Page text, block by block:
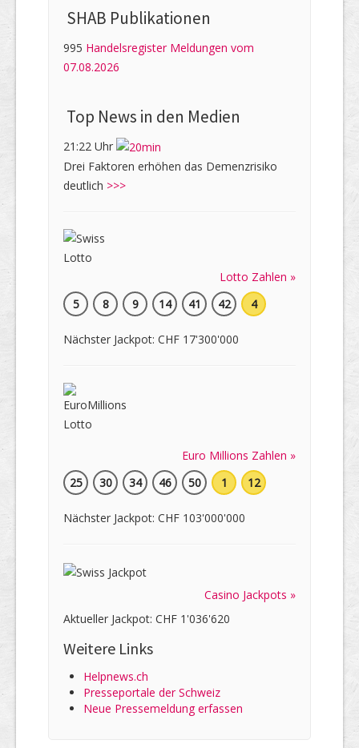
SHAB Publi­kati­onen
995 Handelsregister Meldungen vom
07.08.2026
Top News in den Medien
21:22 Uhr
Drei Faktoren erhöhen das Demenzrisiko
deutlich >>>
Lotto Zahlen »
5
8 9 14 41 42 4
Nächster Jackpot: CHF 17'300'000
Euro Millions Zahlen »
25
30 34 46 50 1 12
Nächster Jackpot: CHF 103'000'000
Casino Jackpots »
Aktueller Jackpot: CHF 1'036'620
Weitere Links
Helpnews.ch
Presseportale der Schweiz
Neue Pressemeldung erfassen